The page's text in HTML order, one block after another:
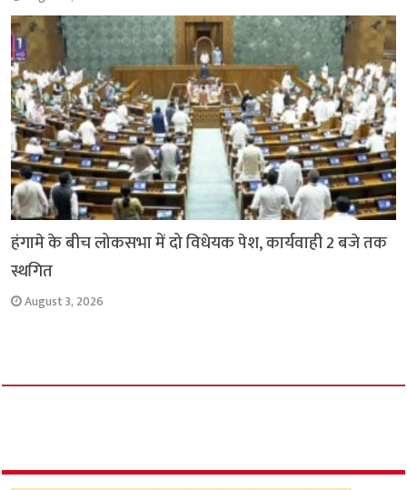
हंगामे के बीच लोकसभा में दो विधेयक पेश, कार्यवाही 2 बजे तक
स्थगित
August 3, 2026